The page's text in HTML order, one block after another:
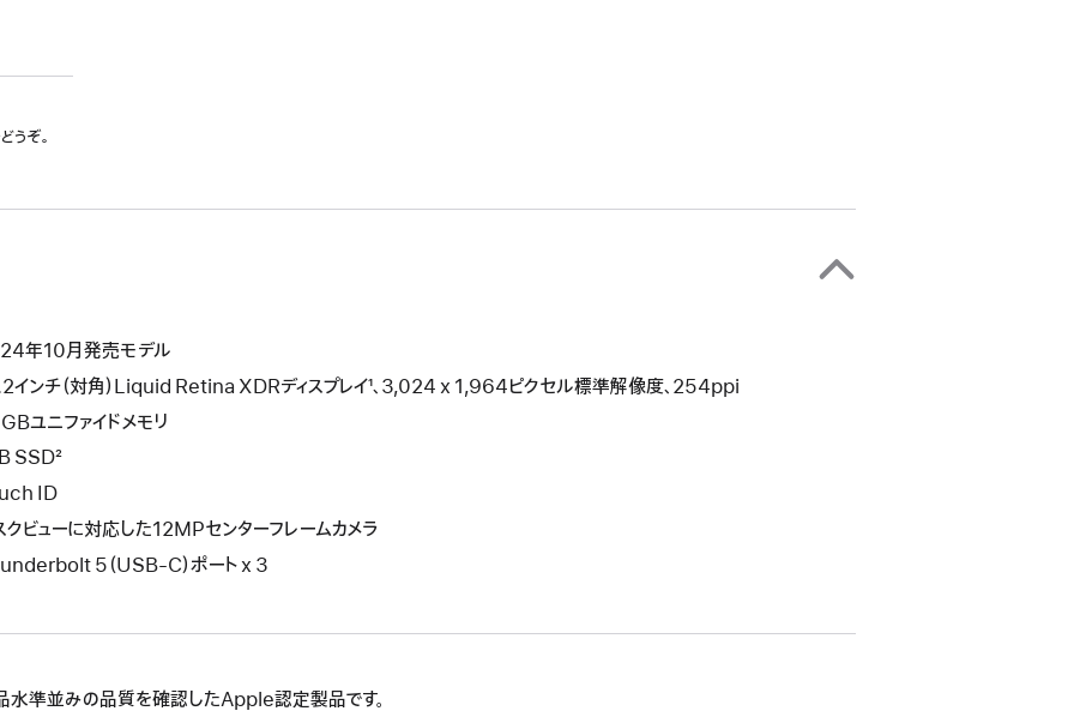
ぞ。
年10月発売モデル
インチ（対角）Liquid Retina XDRディスプレイ¹、3,024 x 1,964ピクセル標準解像度、254ppi
ユニファイドメモリ
SSD²
ID
クビューに対応した12MPセンターフレームカメラ
5（USB-C）ポート x 3
水準並みの品質を確認したApple認定製品です。